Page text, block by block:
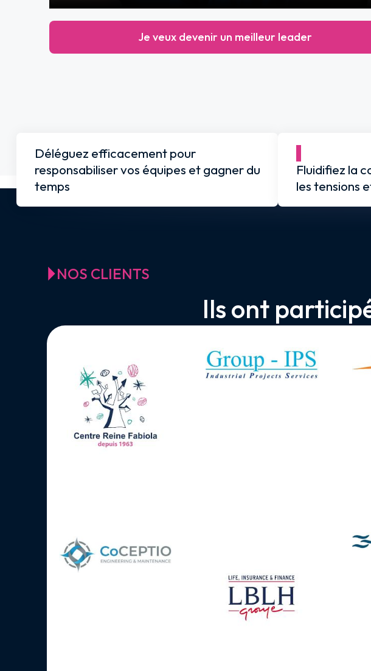
Je veux devenir un meilleur leader
Déléguez efficacement pour
responsabiliser vos équipes et gagner du
temps
Fluidifiez la
les tensions
NOS CLIENTS
Ils ont